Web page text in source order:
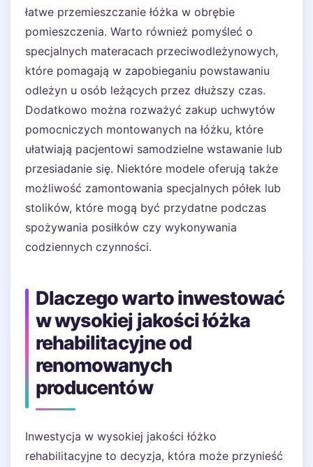
łatwe przemieszczanie łóżka w obrębie
pomieszczenia. Warto również pomyśleć o
specjalnych materacach przeciwodleżynowych,
które pomagają w zapobieganiu powstawaniu
odleżyn u osób leżących przez dłuższy czas.
Dodatkowo można rozważyć zakup uchwytów
pomocniczych montowanych na łóżku, które
ułatwiają pacjentowi samodzielne wstawanie lub
przesiadanie się. Niektóre modele oferują także
możliwość zamontowania specjalnych półek lub
stolików, które mogą być przydatne podczas
spożywania posiłków czy wykonywania
codziennych czynności.
Dlaczego warto inwestować
w wysokiej jakości łóżka
rehabilitacyjne od
renomowanych
producentów
Inwestycja w wysokiej jakości łóżko
rehabilitacyjne to decyzja, która może przynieść